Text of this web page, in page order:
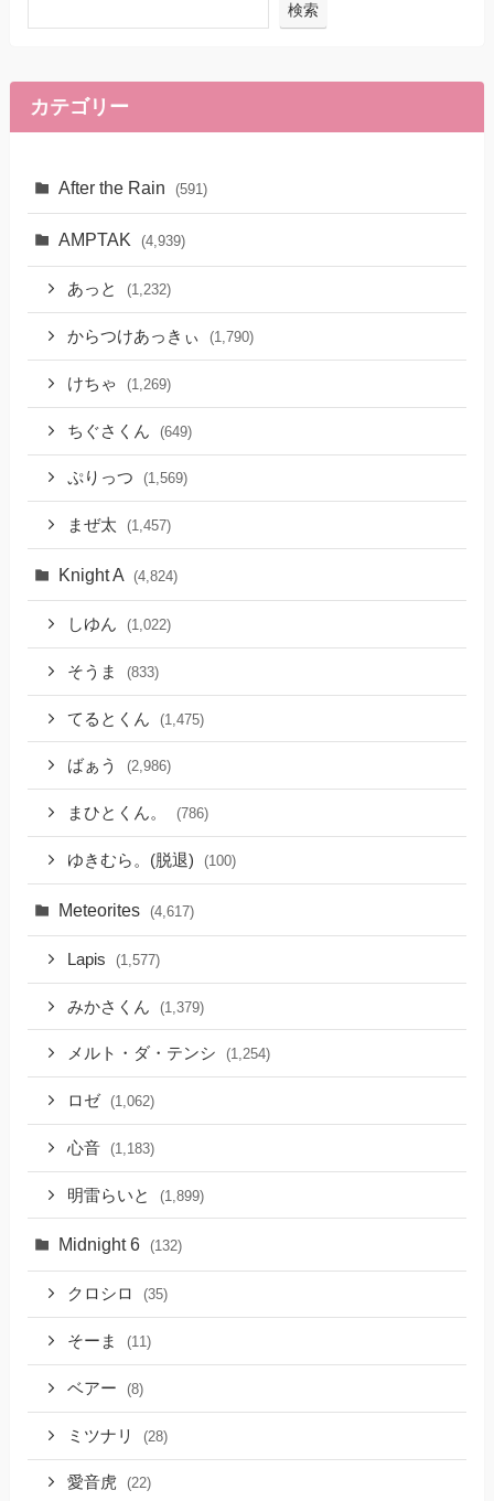
検索
カテゴリー
After the Rain (591)
AMPTAK (4,939)
あっと (1,232)
からつけあっきぃ (1,790)
けちゃ (1,269)
ちぐさくん (649)
ぷりっつ (1,569)
まぜ太 (1,457)
Knight A (4,824)
しゆん (1,022)
そうま (833)
てるとくん (1,475)
ばぁう (2,986)
まひとくん。 (786)
ゆきむら。(脱退) (100)
Meteorites (4,617)
Lapis (1,577)
みかさくん (1,379)
メルト・ダ・テンシ (1,254)
ロゼ (1,062)
心音 (1,183)
明雷らいと (1,899)
Midnight 6 (132)
クロシロ (35)
そーま (11)
ベアー (8)
ミツナリ (28)
愛音虎 (22)